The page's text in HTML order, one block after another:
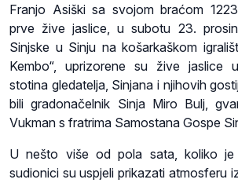
Franjo Asiški sa svojom braćom
prve žive jaslice, u subotu 23.
Sinjske u Sinju na košarkaškom
Kembo“, uprizorene su žive jaslice
stotina gledatelja, Sinjana i njihovih
bili gradonačelnik Sinja Miro Bulj,
Vukman s fratrima Samostana Gospe
U nešto više od pola sata, koliko je
sudionici su uspjeli prikazati atmosferu